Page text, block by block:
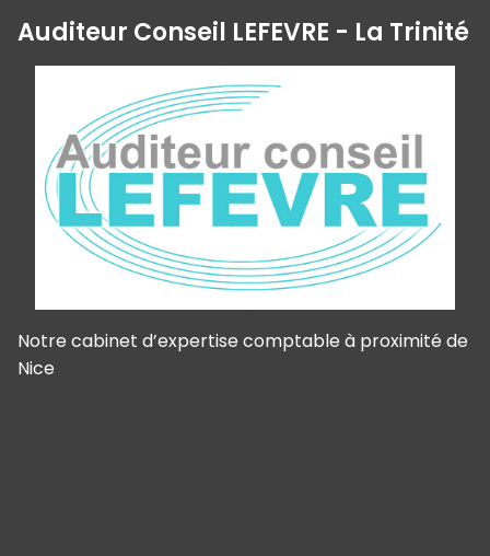
Auditeur Conseil LEFEVRE - La Trinité
Notre cabinet d’expertise comptable à proximité de
Nice